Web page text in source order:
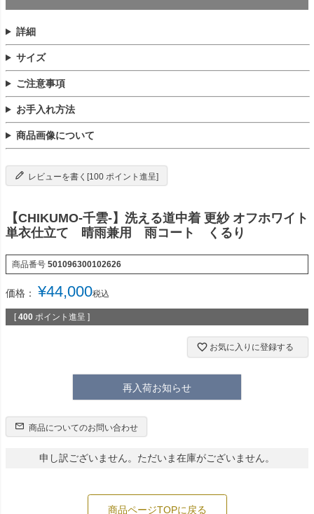
詳細
サイズ
ご注意事項
お手入れ方法
商品画像について
レビューを書く[100 ポイント進呈]
【CHIKUMO-千雲-】洗える道中着 更紗 オフホワイト
単衣仕立て 晴雨兼用 雨コート くるり
商品番号 501096300102626
価格： ¥44,000税込
[ 400 ポイント進呈 ]
お気に入りに登録する
再入荷お知らせ
商品についてのお問い合わせ
申し訳ございません。ただいま在庫がございません。
商品ページTOPに戻る